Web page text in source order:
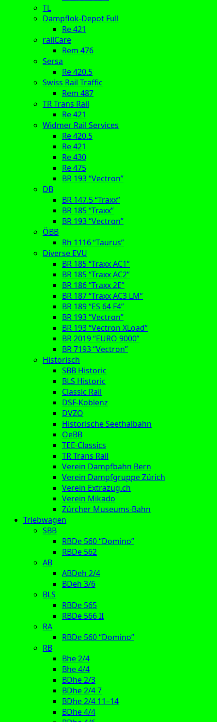
TL
Dampflok-Depot Full
Re 421
railCare
Rem 476
Sersa
Re 420.5
Swiss Rail Traffic
Rem 487
TR Trans Rail
Re 421
Widmer Rail Services
Re 420.5
Re 421
Re 430
Re 475
BR 193 “Vectron”
DB
BR 147.5 “Traxx”
BR 185 “Traxx”
BR 193 “Vectron”
ÖBB
Rh 1116 “Taurus”
Diverse EVU
BR 185 “Traxx AC1”
BR 185 “Traxx AC2”
BR 186 “Traxx 2E”
BR 187 “Traxx AC3 LM”
BR 189 “ES 64 F4”
BR 193 “Vectron”
BR 193 “Vectron XLoad”
BR 2019 “EURO 9000”
BR 7193 “Vectron”
Historisch
SBB Historic
BLS Historic
Classic Rail
DSF-Koblenz
DVZO
Historische Seethalbahn
OeBB
TEE-Classics
TR Trans Rail
Verein Dampfbahn Bern
Verein Dampfgruppe Zürich
Verein Extrazug.ch
Verein Mikado
Zürcher Museums-Bahn
Triebwagen
SBB
RBDe 560 “Domino”
RBDe 562
AB
ABDeh 2/4
BDeh 3/6
BLS
RBDe 565
RBDe 566 II
RA
RBDe 560 “Domino”
RB
Bhe 2/4
Bhe 4/4
BDhe 2/3
BDhe 2/4 7
BDhe 2/4 11–14
BDhe 4/4